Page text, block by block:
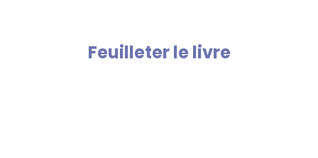
Feuilleter le livre